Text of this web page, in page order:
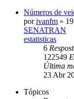
Números de
porivanfm »
SENATRAN
estatisticas
6
122549
Última
23 Abr
Tópicos